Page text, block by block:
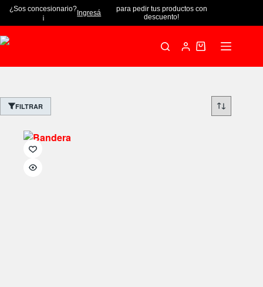
¿Sos concesionario?
¡
Ingresá
para pedir tus productos con
descuento!
FILTRAR